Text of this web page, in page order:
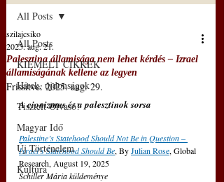
All Posts
KIEMELT CIKKEK
Hírek, újdonságok
Tisztelt Olvasó!
Magyar Idő
Új Történelem
Kultúra
All Posts
Palesztina államisága nem lehet kérdés – Izrael
államiságának kellene az legyen
szilajcsiko
2025. aug. 21.
Frissítve:2025. aug. 29.
A cionizmus és a palesztinok sorsa
Palestine’s Statehood Should Not Be in Question –
Israel’s Statehood Should Be, By Julian Rose, Global
Research, August 19, 2025
Schiller Mária küldeménye